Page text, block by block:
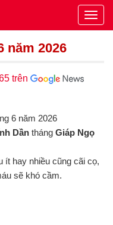
năm 2026
trên
6 năm 2026
Dần tháng Giáp Ngọ
ít hay nhiều cũng cãi cọ,
sẽ khó cầm.